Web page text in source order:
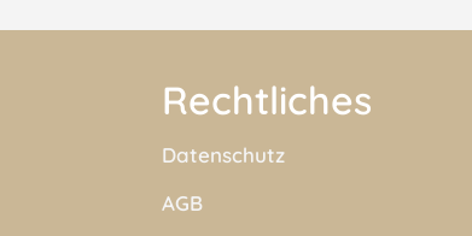
Rechtliches
Datenschutz
AGB